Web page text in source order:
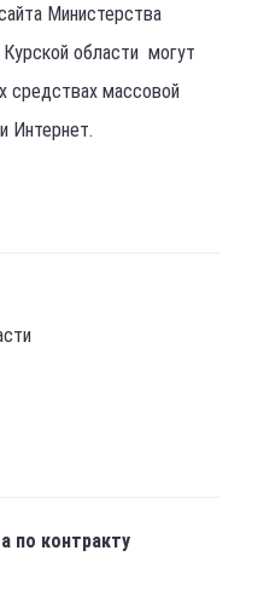
Министерства
Курской области могут
средствах массовой
Интернет.
по контракту